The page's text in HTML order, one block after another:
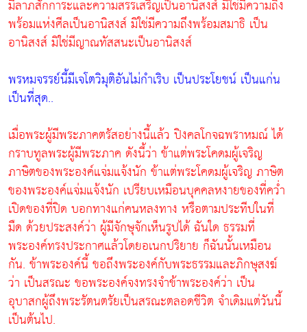
มีลาภสักการะและความสรรเสริญเป็นอานิสงส์ มิใช่มีความถึง
พร้อมแห่งศีลเป็นอานิสงส์ มิใช่มีความถึงพร้อมสมาธิ เป็น
อานิสงส์ มิใช่มีญาณทัสสนะเป็นอานิสงส์
พรหมจรรย์นี้มีเจโตวิมุติอันไม่กำเริบ เป็นประโยชน์ เป็นแก่น
เป็นที่สุด..
เมื่อพระผู้มีพระภาคตรัสอย่างนี้แล้ว ปิงคลโกจฉพราหมณ์ ได้
กราบทูลพระผู้มีพระภาค ดังนี้ว่า ข้าแต่พระโคดมผู้เจริญ
ภาษิตของพระองค์แจ่มแจ้งนัก ข้าแต่พระโคดมผู้เจริญ ภาษิต
ของพระองค์แจ่มแจ้งนัก เปรียบเหมือนบุคคลหงายของที่คว่ำ
เปิดของที่ปิด บอกทางแก่คนหลงทาง หรือตามประทีปในที่
มืด ด้วยประสงค์ว่า ผู้มีจักษุจักเห็นรูปได้ ฉันใด ธรรมที่
พระองค์ทรงประกาศแล้วโดยอเนกปริยาย ก็ฉันนั้นเหมือน
กัน. ข้าพระองค์นี้ ขอถึงพระองค์กับพระธรรมและภิกษุสงฆ์
ว่า เป็นสรณะ ขอพระองค์จงทรงจำข้าพระองค์ว่า เป็น
อุบาสกผู้ถึงพระรัตนตรัยเป็นสรณะตลอดชีวิต จำเดิมแต่วันนี้
เป็นต้นไป.